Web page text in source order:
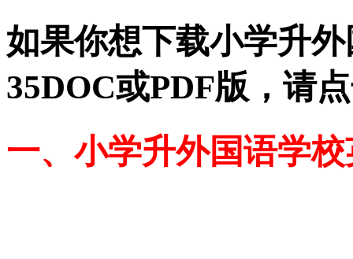
如果你想下载小学升
35DOC或PDF版，请
一、小学升外国语学